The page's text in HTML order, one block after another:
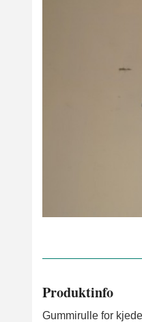
Produktinfo
Gummirulle for